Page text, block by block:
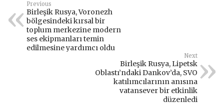
Previous
Birleşik Rusya, Voronezh
bölgesindeki kırsal bir
toplum merkezine modern
ses ekipmanları temin
edilmesine yardımcı oldu
Next
Birleşik Rusya, Lipetsk
Oblastı’ndaki Dankov’da, SVO
katılımcılarının anısına
vatansever bir etkinlik
düzenledi